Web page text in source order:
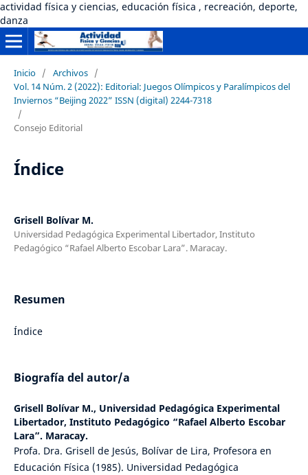
actividad física y ciencias, educación física , recreación, deporte,
danza
Inicio / Archivos /
Vol. 14 Núm. 2 (2022): Editorial: Juegos Olímpicos y Paralímpicos del
Inviernos “Beijing 2022” ISSN (digital) 2244-7318
/
Consejo Editorial
Índice
Grisell Bolívar M.
Universidad Pedagógica Experimental Libertador, Instituto
Pedagógico “Rafael Alberto Escobar Lara”. Maracay.
Resumen
Índice
Biografía del autor/a
Grisell Bolívar M., Universidad Pedagógica Experimental
Libertador, Instituto Pedagógico “Rafael Alberto Escobar
Lara”. Maracay.
Profa. Dra. Grisell de Jesús, Bolívar de Lira, Profesora en
Educación Física (1985). Universidad Pedagógica